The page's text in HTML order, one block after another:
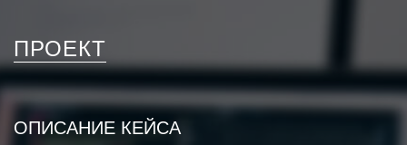
ПРОЕКТ
ОПИСАНИЕ КЕЙСА